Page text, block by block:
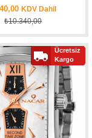
KDV Dahil
₺10.340,00
Ücretsiz
Kargo